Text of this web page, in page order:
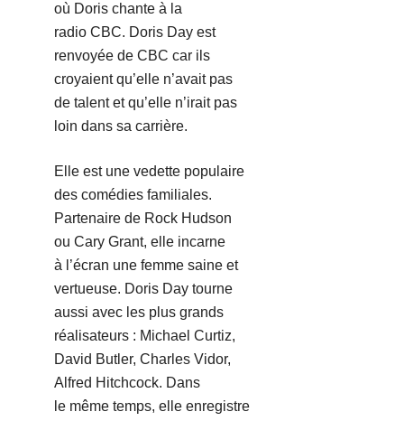
où Doris chante à la
radio CBC. Doris Day est
renvoyée de CBC car ils
croyaient qu’elle n’avait pas
de talent et qu’elle n’irait pas
loin dans sa carrière.
Elle est une vedette populaire
des comédies familiales.
Partenaire de Rock Hudson
ou Cary Grant, elle incarne
à l’écran une femme saine et
vertueuse. Doris Day tourne
aussi avec les plus grands
réalisateurs : Michael Curtiz,
David Butler, Charles Vidor,
Alfred Hitchcock. Dans
le même temps, elle enregistre